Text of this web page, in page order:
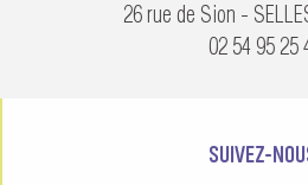
26 rue de Sion -
02 54 95 25
SUIVEZ-